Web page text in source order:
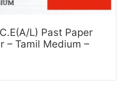
L) Past Paper
– Tamil Medium –